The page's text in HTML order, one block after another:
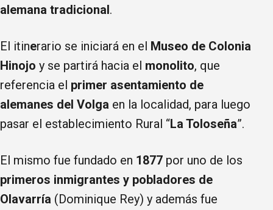
alemana tradicional.
El itinerario se iniciará en el Museo de Colonia
Hinojo y se partirá hacia el monolito, que
referencia el primer asentamiento de
alemanes del Volga en la localidad, para luego
pasar el establecimiento Rural “La Toloseña”.
El mismo fue fundado en 1877 por uno de los
primeros inmigrantes y pobladores de
Olavarría (Dominique Rey) y además fue